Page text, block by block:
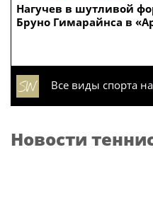
Нагучев в шутливой
Бруно Гимарайнса в
Все виды спорта на
Новости